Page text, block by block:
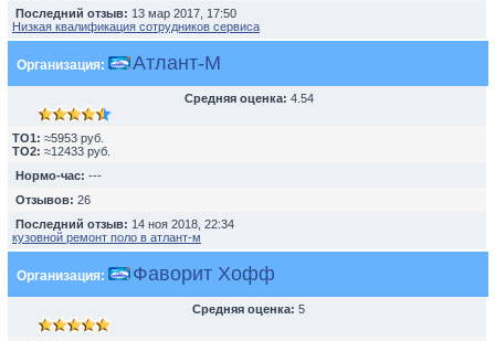
Последний отзыв: 13 мар 2017, 17:50
Низкая квалификация сотрудников сервиса
Организация: Атлант-М
Средняя оценка: 4.54
TO1: ≈5953 руб.
TO2: ≈12433 руб.
Нормо-час: ---
Отзывов: 26
Последний отзыв: 14 ноя 2018, 22:34
кузовной ремонт поло в атлант-м
Организация: Фаворит Хофф
Средняя оценка: 5